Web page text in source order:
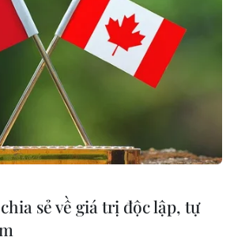
sẻ về giá trị độc lập, tự